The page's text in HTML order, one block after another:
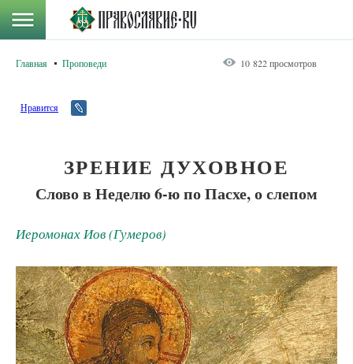
Главная Проповеди 10 822 просмотров
Нравится
ЗРЕНИЕ ДУХОВНОЕ
Слово в Неделю 6-ю по Пасхе, о слепом
Иеромонах Иов (Гумеров)